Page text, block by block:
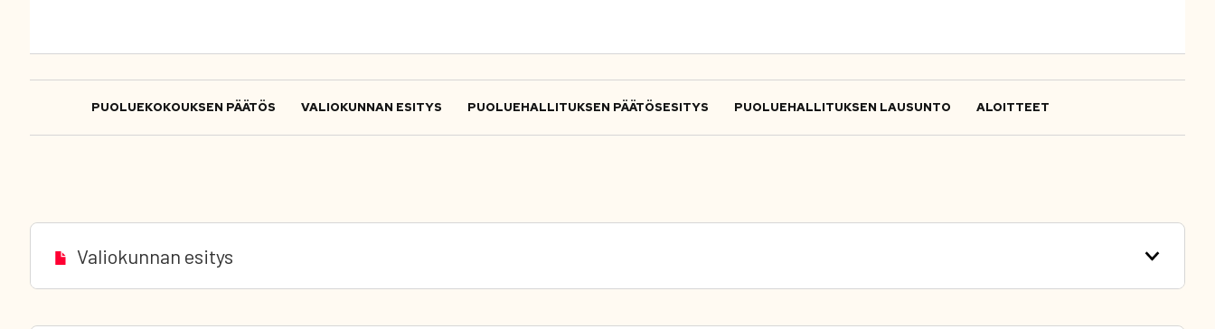
PUOLUEKOKOUKSEN PÄÄTÖS VALIOKUNNAN ESITYS PUOLUEHALLITUKSEN PÄÄTÖSESITYS PUOLUEHALLITUKSEN LAUSUNTO ALOITTEET
Valiokunnan esitys